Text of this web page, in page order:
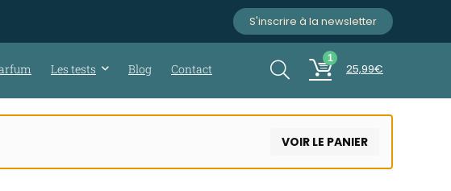
S'inscrire à la newsletter
Les tests Blog Contact
1
25,99€
VOIR LE PANIER